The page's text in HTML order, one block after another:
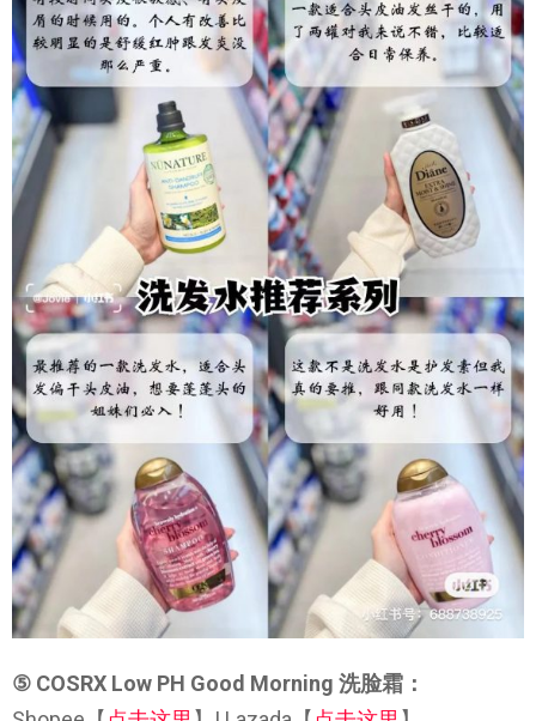
⑤ COSRX Low PH Good Morning 洗脸霜：